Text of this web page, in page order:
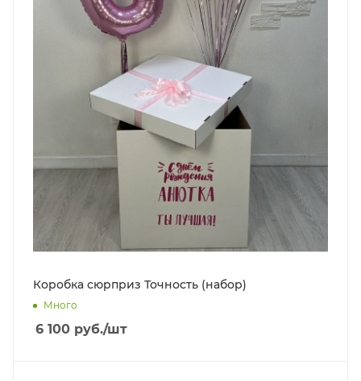
Коробка сюрприз Точность (набор)
Много
6 100 руб./шт